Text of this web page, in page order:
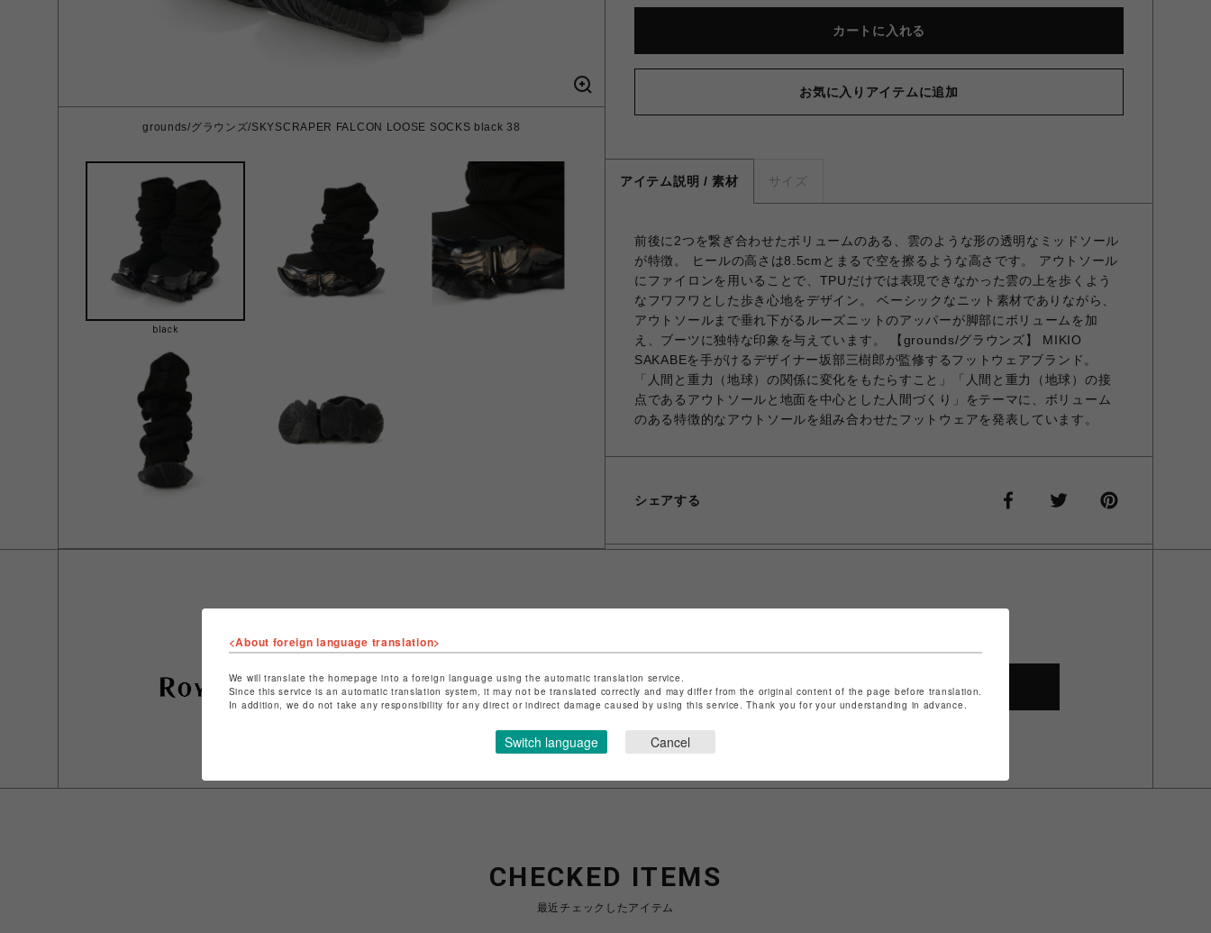
grounds/グラウンズ/SKYSCRAPER FALCON LOOSE SOCKS black 38
black
カートに入れる
お気に入りアイテムに追加
アイテム説明 / 素材 サイズ
前後に2つを繋ぎ合わせたボリュームのある、雲のような形の透明なミッドソール
が特徴。 ヒールの高さは8.5cmとまるで空を擦るような高さです。 アウトソール
にファイロンを用いることで、TPUだけでは表現できなかった雲の上を歩くよう
なフワフワとした歩き心地をデザイン。 ベーシックなニット素材でありながら、
アウトソールまで垂れ下がるルーズニットのアッパーが脚部にボリュームを加
え、ブーツに独特な印象を与えています。 【grounds/グラウンズ】 MIKIO
SAKABEを手がけるデザイナー坂部三樹郎が監修するフットウェアブランド。
「人間と重力（地球）の関係に変化をもたらすこと」「人間と重力（地球）の接
点であるアウトソールと地面を中心とした人間づくり」をテーマに、ボリューム
のある特徴的なアウトソールを組み合わせたフットウェアを発表しています。
シェアする
ショップ名
特定商取引法など法令に基づく表記はこちら
ショップお問い合わせはこちら
SHOP TOP
CHECKED ITEMS
最近チェックしたアイテム
<About foreign language translation>
We will translate the homepage into a foreign language using the automatic translation service.
Since this service is an automatic translation system, it may not be translated correctly and may differ from the original content of the page before translation.
In addition, we do not take any responsibility for any direct or indirect damage caused by using this service. Thank you for your understanding in advance.
Switch language Cancel